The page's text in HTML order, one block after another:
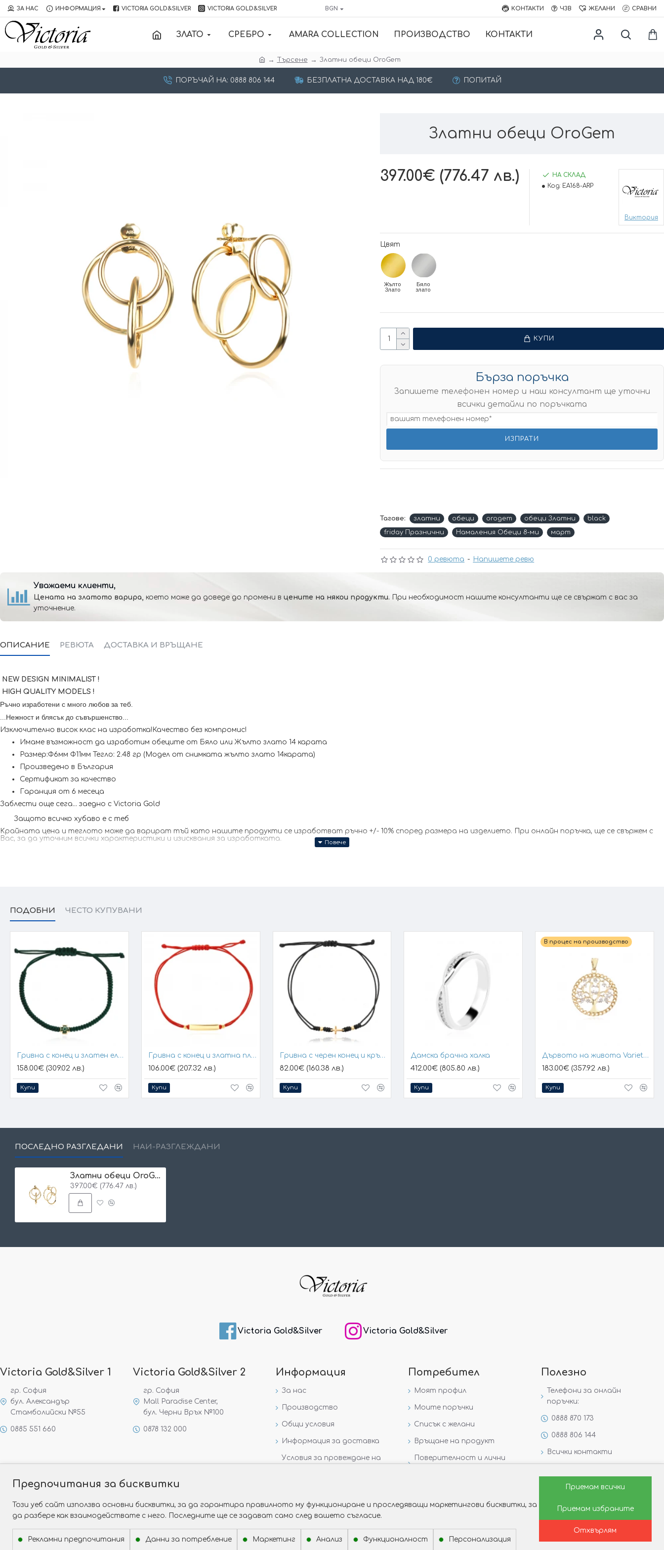
ЗА НАС ИНФОРМАЦИЯ VICTORIA GOLD&SILVER VICTORIA GOLD&SILVER BGN КОНТАКТИ ЧЗВ ЖЕЛАНИ СРАВНИ
ЗЛАТО СРЕБРО AMARA COLLECTION ПРОИЗВОДСТВО КОНТАКТИ
Търсене Златни обеци OroGem
ПОРЪЧАЙ НА: 0888 806 144 БЕЗПЛАТНА ДОСТАВКА НАД 180€ ПОПИТАЙ
Златни обеци OroGem
0 ревюта - Напишете ревю
397.00€ (776.47 лв.)
НА СКЛАД
Код: EA168-ARP
Виктория
Цвят
Жълто
Злато
Бяло
злато
КУПИ
Бърза поръчка
Запишете телефонен номер и наш консултант ще уточни
всички детайли по поръчката
Тагове: златни обеци orogem обеци Златни
black
friday Празнични
Намаления Обеци 8-ми март
Уважаеми клиенти,
Цената на златото варира, което може да доведе до промени в цените на някои продукти. При необходимост нашите консултанти ще се свържат с вас за
уточнение.
ОПИСАНИЕ РЕВЮТА ДОСТАВКА И ВРЪЩАНЕ
NEW DESIGN MINIMALIST !
HIGH QUALITY MODELS !
Ръчно изработени с много любов за теб.
...Нежност и блясък до съвършенство...
Изключително висок клас на изработка!Качество без компромис!
Имаме възможност да изработим обеците от Бяло или Жълто злато 14 карата
Размер:Ф6мм Ф11мм Тегло: 2.48 гр (Модел от снимката жълто злато 14карата)
Произведено в България
Сертификат за качество
Гаранция от 6 месеца
Заблести още сега... заедно с Victoria Gold
Защото всичко хубаво е с теб
Kрайната цена и теглото може да варират тъй като нашите продукти се изработват ръчно +/- 10% според размера на изделието. При онлайн поръчка, ще се свържем с
Вас, за да уточним всички характеристики и изисквания за изработката.
ПОДОБНИ ЧЕСТО КУПУВАНИ
Гривна с конец и златен елемент кръст
158.00€ (309.02 лв.)
Купи
Гривна с конец и златна плочка за гравиране
106.00€ (207.32 лв.)
Купи
Гривна с черен конец и кръстче
82.00€ (160.38 лв.)
Купи
Дамска брачна халка
412.00€ (805.80 лв.)
Купи
В процес на производство
Дървото на живота Variety 1
183.00€ (357.92 лв.)
Купи
ПОСЛЕДНО РАЗГЛЕДАНИ НАЙ-РАЗГЛЕЖДАНИ
Златни обеци OroGem
397.00€ (776.47 лв.)
Victoria Gold&Silver Victoria Gold&Silver
Victoria Gold&Silver 1
гр. София
бул. Александър
Стамболийски №55
0885 551 660
Victoria Gold&Silver 2
гр. София
Mall Paradise Center,
бул. Черни Връх №100
0878 132 000
Информация
За нас
Производство
Общи условия
Информация за доставка
Условия за провеждане на
Потребител
Моят профил
Моите поръчки
Списък с желани
Връщане на продукт
Поверителност и лични
Полезно
Телефони за онлайн
поръчки:
0888 870 173
0888 806 144
Всички контакти
Защо да изберете Victoria
Как да изберем годежен
Предпочитания за бисквитки
Този уеб сайт използва основни бисквитки, за да гарантира правилното му функциониране и проследяващи маркетингови бисквитки, за
да разбере как взаимодействате с него. Последните ще се задават само след вашето съгласие.
Рекламни предпочитания Данни за потребление Маркетинг Анализ Функционалност Персонализация
Приемам всички
Приемам избраните
Отхвърлям